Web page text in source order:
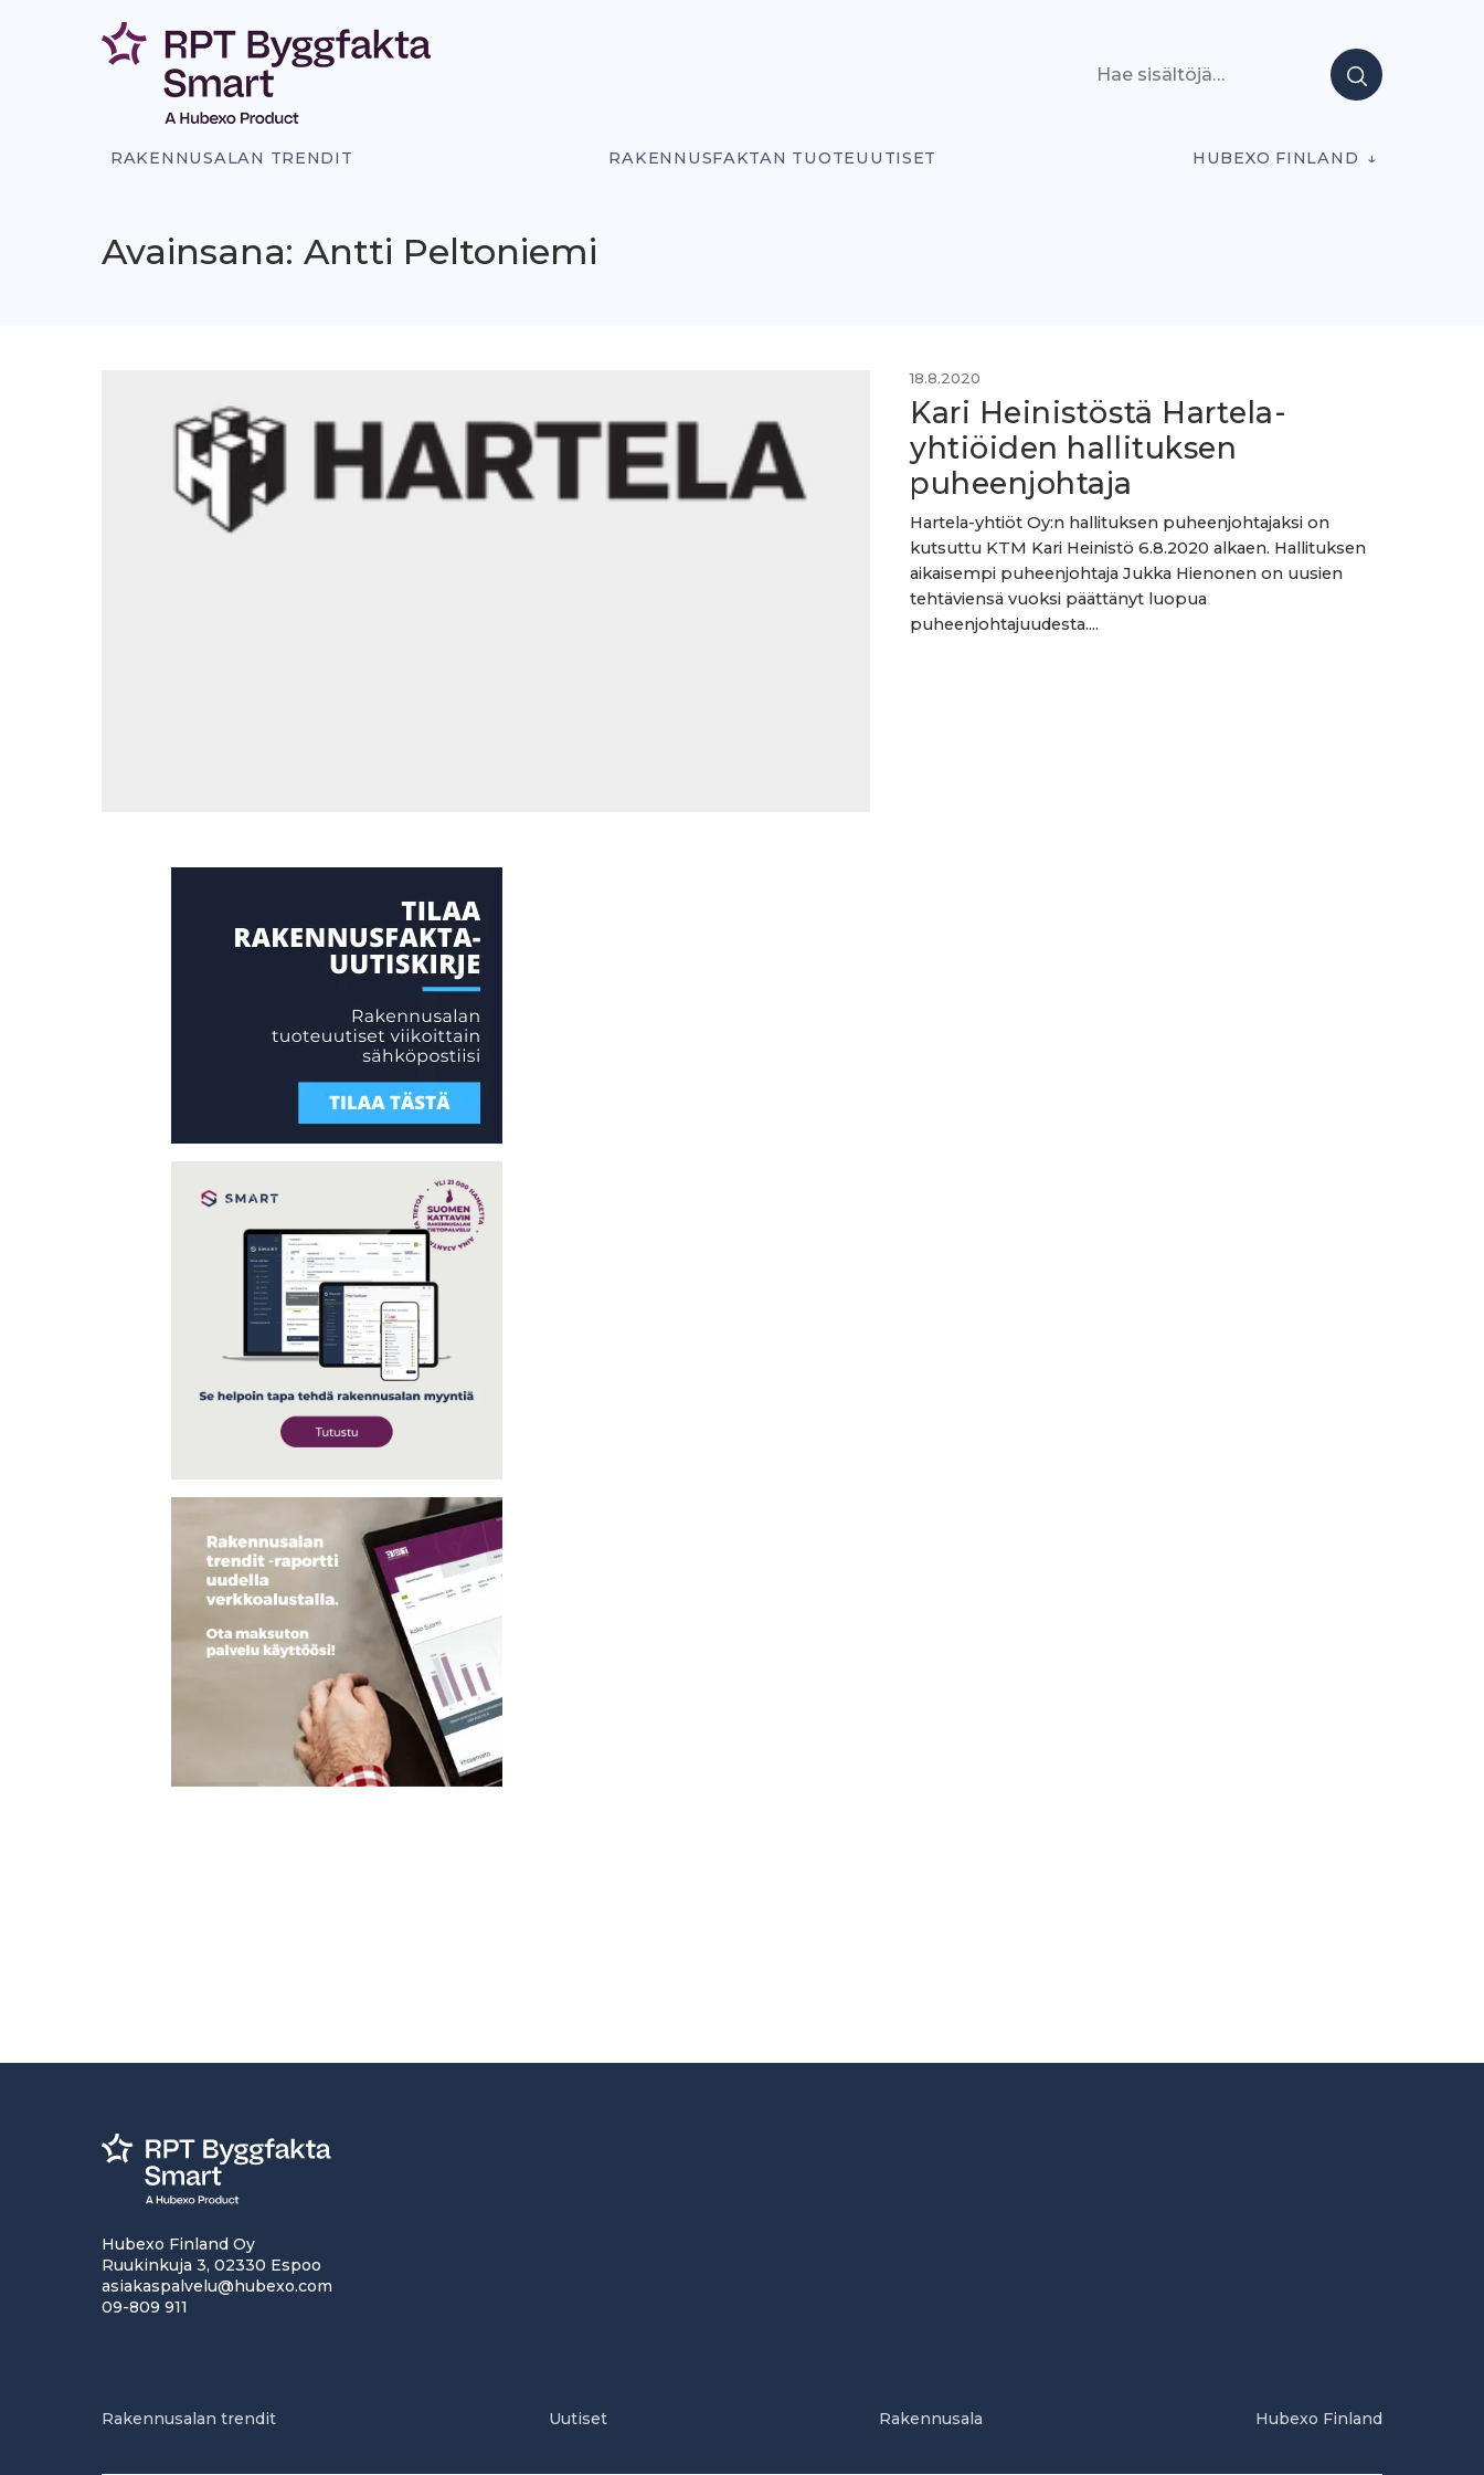
RAKENNUSALAN TRENDIT RAKENNUSFAKTAN TUOTEUUTISET HUBEXO FINLAND
Avainsana: Antti Peltoniemi
18.8.2020
Kari Heinistöstä Hartela-
yhtiöiden hallituksen
puheenjohtaja
Hartela-yhtiöt Oy:n hallituksen puheenjohtajaksi on
kutsuttu KTM Kari Heinistö 6.8.2020 alkaen. Hallituksen
aikaisempi puheenjohtaja Jukka Hienonen on uusien
tehtäviensä vuoksi päättänyt luopua
puheenjohtajuudesta....
Hubexo Finland Oy
Ruukinkuja 3, 02330 Espoo
asiakaspalvelu@hubexo.com
09-809 911
Rakennusalan trendit Uutiset Rakennusala Hubexo Finland